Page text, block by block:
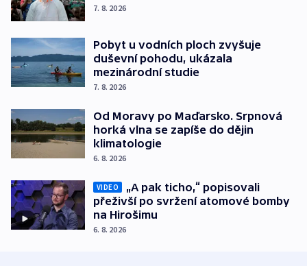
7. 8. 2026
Pobyt u vodních ploch zvyšuje
duševní pohodu, ukázala
mezinárodní studie
7. 8. 2026
Od Moravy po Maďarsko. Srpnová
horká vlna se zapíše do dějin
klimatologie
6. 8. 2026
VIDEO
„A pak ticho,“ popisovali
přeživší po svržení atomové bomby
na Hirošimu
6. 8. 2026